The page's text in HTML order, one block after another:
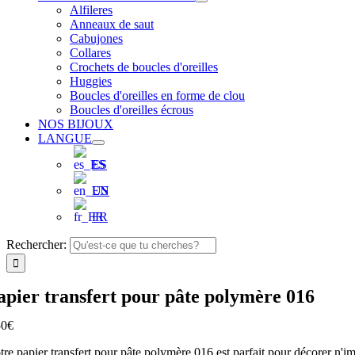
Alfileres
Anneaux de saut
Cabujones
Collares
Crochets de boucles d'oreilles
Huggies
Boucles d'oreilles en forme de clou
Boucles d'oreilles écrous
NOS BIJOUX
LANGUE
ES
EN
FR
Rechercher:
transfert pour pâte polymère 016
€
papier transfert pour pâte polymère 016 est parfait pour décorer